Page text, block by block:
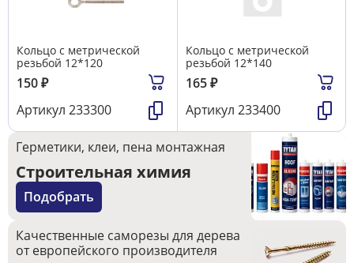
Кольцо с метрической
резьбой 12*120
150₽
Артикул 233300
Кольцо с метрической
резьбой 12*140
165₽
Артикул 233400
Герметики, клеи, пена монтажная
Строительная химия
Подобрать
Качественные саморезы для дерева
от европейского производителя